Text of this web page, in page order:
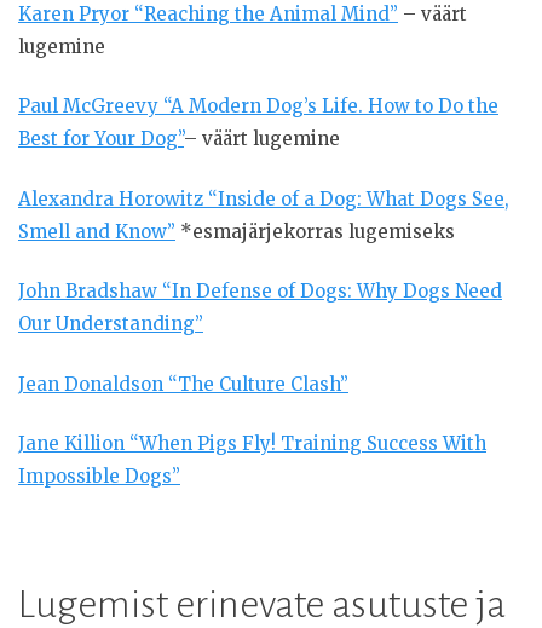
Karen Pryor “Reaching the Animal Mind” – väärt
lugemine
Paul McGreevy “A Modern Dog’s Life. How to Do the
Best for Your Dog”– väärt lugemine
Alexandra Horowitz “Inside of a Dog: What Dogs See,
Smell and Know” *esmajärjekorras lugemiseks
John Bradshaw “In Defense of Dogs: Why Dogs Need
Our Understanding”
Jean Donaldson “The Culture Clash”
Jane Killion “When Pigs Fly! Training Success With
Impossible Dogs”
Lugemist erinevate asutuste ja